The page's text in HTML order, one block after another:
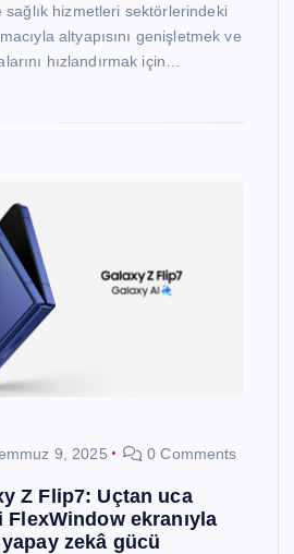
hizmetleri sektörlerindeki
altyapısını genişletmek ve
hızlandırmak için…
9, 2025 0 Comments
Z Flip7: Uçtan uca
ekranıyla
zekâ gücü